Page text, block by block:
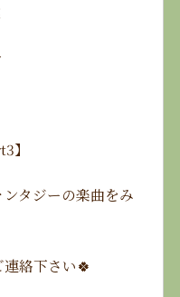
】
タジーの楽曲をみ
絡下さい🍀